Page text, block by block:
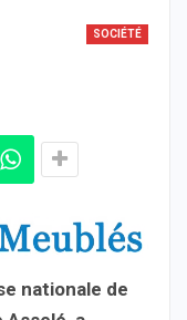
SOCIÉTÉ
nationale de